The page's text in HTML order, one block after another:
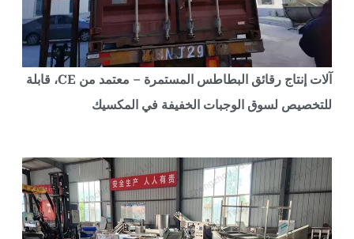
آلات إنتاج رقائق البطاطس المستمرة – معتمد من CE، قابلة
للتخصيص لسوق الوجبات الخفيفة في المكسيك